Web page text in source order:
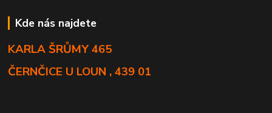
Kde nás najdete
KARLA ŠRŮMY 465
ČERNČICE U LOUN , 439 01